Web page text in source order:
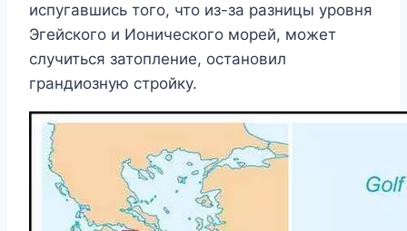
испугавшись того, что из-за разницы уровня
Эгейского и Ионического морей, может
случиться затопление, остановил
грандиозную стройку.